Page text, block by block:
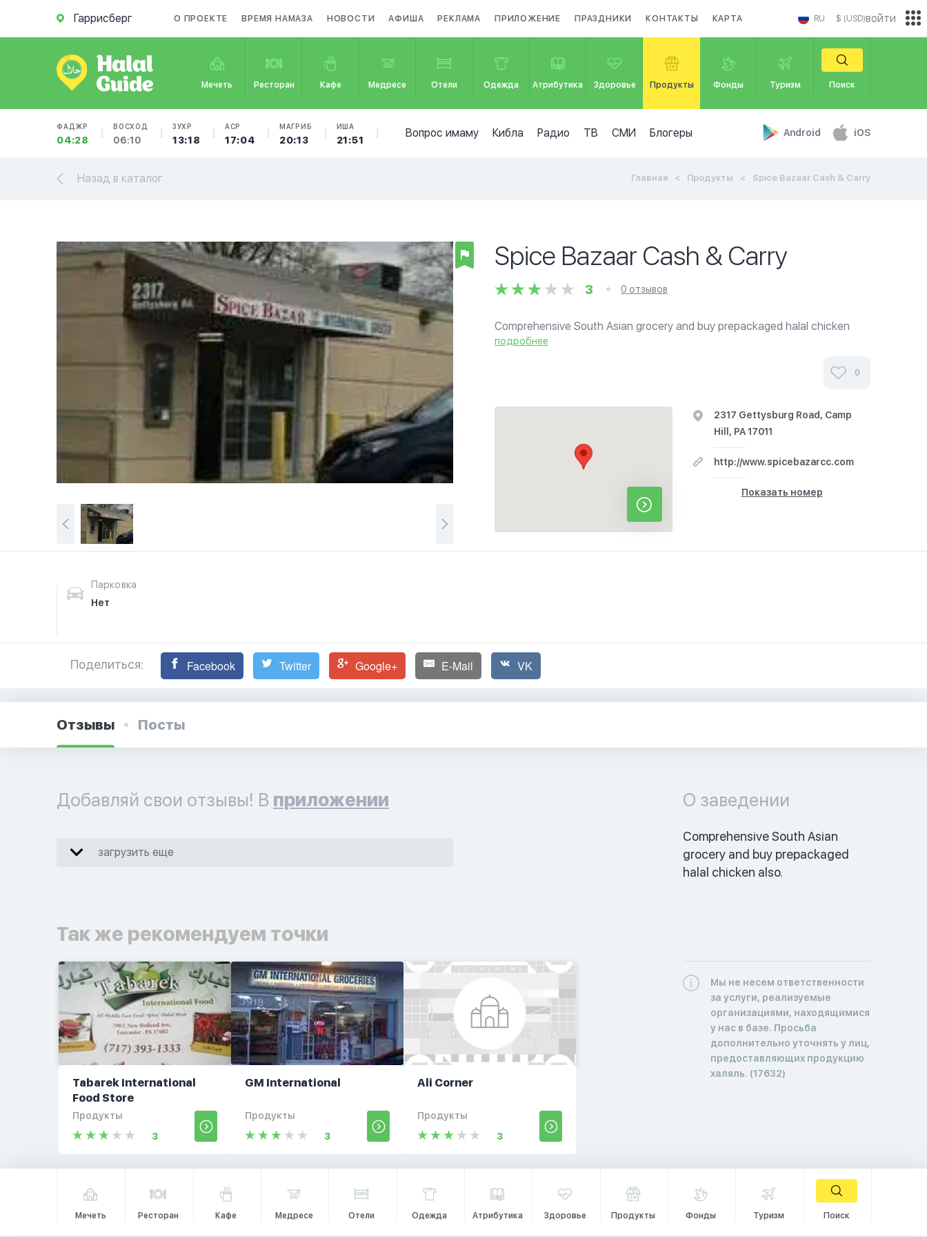
Гаррисберг О ПРОЕКТЕ ВРЕМЯ НАМАЗА НОВОСТИ АФИША РЕКЛАМА ПРИЛОЖЕНИЕ ПРАЗДНИКИ КОНТАКТЫ КАРТА RU $ (USD)
Мечеть Ресторан Кафе Медресе Отели Одежда Атрибутика Здоровье Продукты Фонды Туризм Поиск
ФАДЖР
04:28
ВОСХОД
06:10
ЗУХР
13:18
АСР
17:04
МАГРИБ
20:13
ИША
21:51
Вопрос имаму Кибла Радио ТВ СМИ Блогеры Android iOS
войти
Назад в каталог Главная Продукты Spice Bazaar Cash & Carry
Spice Bazaar Cash & Carry
3 0 отзывов
Comprehensive South Asian grocery and buy prepackaged halal chicken
also.
подробнее
0
2317 Gettysburg Road, Camp
Hill, PA 17011
http://www.spicebazarcc.com
Показать номер
Парковка
Нет
Поделиться: Facebook Twitter Google+ E-Mail VK
Отзывы Посты
Добавляй свои отзывы! В приложении
загрузить еще
Так же рекомендуем точки
Tabarek International
Food Store
Продукты
3
GM International
Продукты
3
Ali Corner
Продукты
3
О заведении
Comprehensive South Asian
grocery and buy prepackaged
halal chicken also.
Мы не несем ответственности
за услуги, реализуемые
организациями, находящимися
у нас в базе. Просьба
дополнительно уточнять у лиц,
предоставляющих продукцию
халяль. (17632)
Мечеть Ресторан Кафе Медресе Отели Одежда Атрибутика Здоровье Продукты Фонды Туризм Поиск